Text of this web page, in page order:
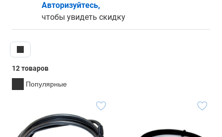
Авторизуйтесь,
чтобы увидеть скидку
12 товаров
Популярные